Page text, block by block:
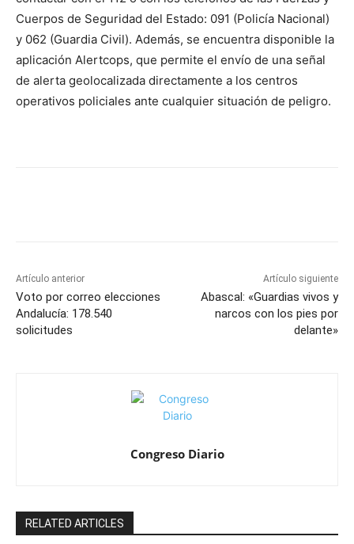
Cuerpos de Seguridad del Estado: 091 (Policía Nacional)
y 062 (Guardia Civil). Además, se encuentra disponible la
aplicación Alertcops, que permite el envío de una señal
de alerta geolocalizada directamente a los centros
operativos policiales ante cualquier situación de peligro.
Artículo anterior
Voto por correo elecciones
Andalucía: 178.540
solicitudes
Artículo siguiente
Abascal: «Guardias vivos y
narcos con los pies por
delante»
Congreso Diario
RELATED ARTICLES